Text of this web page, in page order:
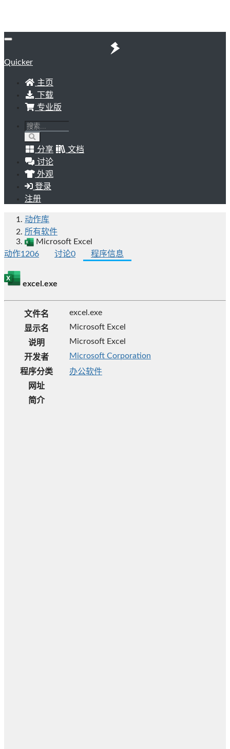
Quicker
主页
下载
专业版
分享
文档
讨论
外观
登录
注册
动作库
所有软件
Microsoft Excel
动作1206 讨论0 程序信息
excel.exe
文件名
excel.exe
显示名
Microsoft Excel
说明
Microsoft Excel
开发者
Microsoft Corporation
程序分类
办公软件
网址
简介